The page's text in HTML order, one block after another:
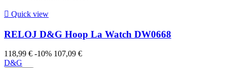
 Quick view
RELOJ D&G Hoop La Watch DW0668
118,99 € -10% 107,09 €
D&G